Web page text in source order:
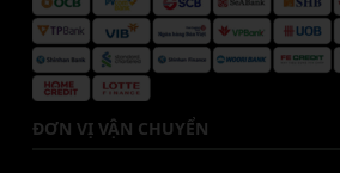
ĐƠN VỊ VẬN CHUYỂN